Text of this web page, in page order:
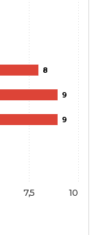
8
9
9
10
7,5